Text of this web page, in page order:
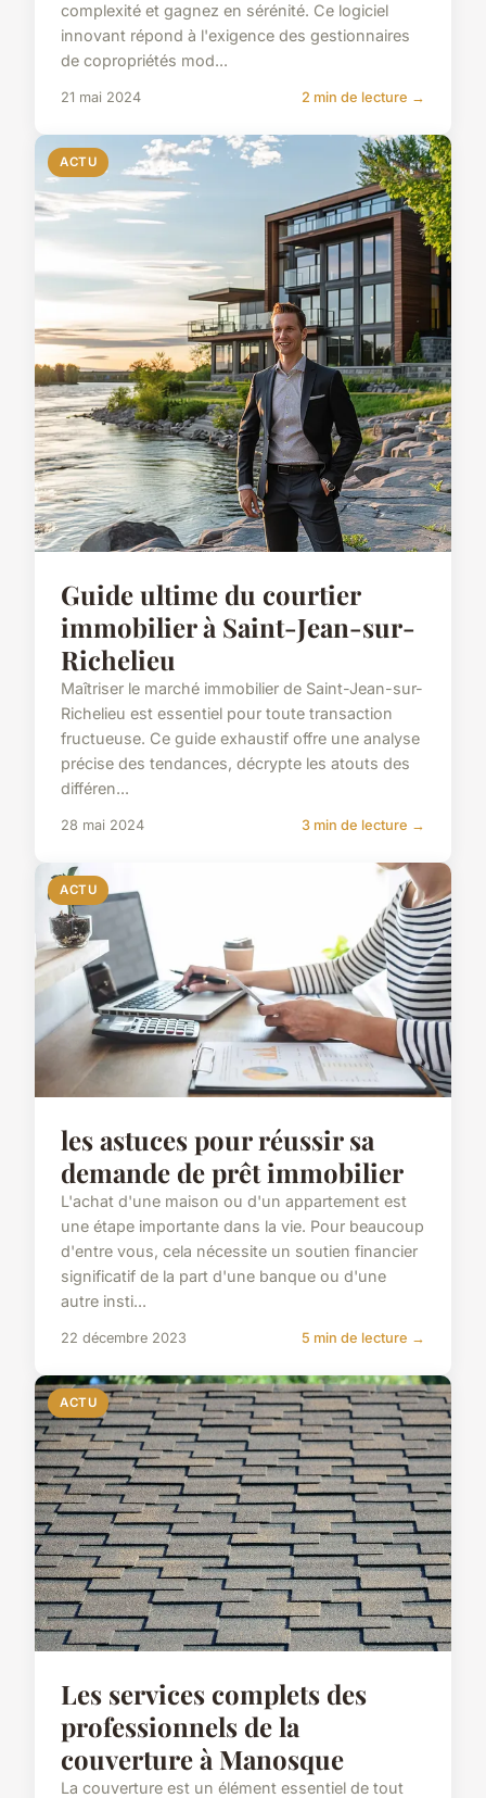
complexité et gagnez en sérénité. Ce logiciel
innovant répond à l'exigence des gestionnaires
de copropriétés mod...
21 mai 2024 2 min de lecture →
ACTU
Guide ultime du courtier
immobilier à Saint-Jean-sur-
Richelieu
Maîtriser le marché immobilier de Saint-Jean-sur-
Richelieu est essentiel pour toute transaction
fructueuse. Ce guide exhaustif offre une analyse
précise des tendances, décrypte les atouts des
différen...
28 mai 2024 3 min de lecture →
ACTU
les astuces pour réussir sa
demande de prêt immobilier
L'achat d'une maison ou d'un appartement est
une étape importante dans la vie. Pour beaucoup
d'entre vous, cela nécessite un soutien financier
significatif de la part d'une banque ou d'une
autre insti...
22 décembre 2023 5 min de lecture →
ACTU
Les services complets des
professionnels de la
couverture à Manosque
La couverture est un élément essentiel de tout